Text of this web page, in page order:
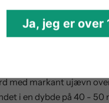
er lagret på
afsluttet på tønder.
Toro (Tempranillo).
med markant ujævn
i en dybde på 40 - 50
Ja, jeg er over